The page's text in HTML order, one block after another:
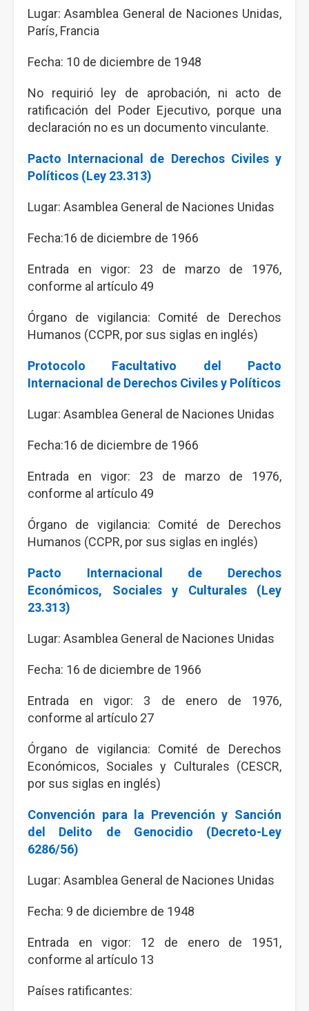
Lugar: Asamblea General de Naciones Unidas,
París, Francia
Fecha: 10 de diciembre de 1948
No requirió ley de aprobación, ni acto de
ratificación del Poder Ejecutivo, porque una
declaración no es un documento vinculante.
Pacto Internacional de Derechos Civiles y
Políticos (Ley 23.313)
Lugar: Asamblea General de Naciones Unidas
Fecha:16 de diciembre de 1966
Entrada en vigor: 23 de marzo de 1976,
conforme al artículo 49
Órgano de vigilancia: Comité de Derechos
Humanos (CCPR, por sus siglas en inglés)
Protocolo Facultativo del Pacto
Internacional de Derechos Civiles y Políticos
Lugar: Asamblea General de Naciones Unidas
Fecha:16 de diciembre de 1966
Entrada en vigor: 23 de marzo de 1976,
conforme al artículo 49
Órgano de vigilancia: Comité de Derechos
Humanos (CCPR, por sus siglas en inglés)
Pacto Internacional de Derechos
Económicos, Sociales y Culturales (Ley
23.313)
Lugar: Asamblea General de Naciones Unidas
Fecha: 16 de diciembre de 1966
Entrada en vigor: 3 de enero de 1976,
conforme al artículo 27
Órgano de vigilancia: Comité de Derechos
Económicos, Sociales y Culturales (CESCR,
por sus siglas en inglés)
Convención para la Prevención y Sanción
del Delito de Genocidio (Decreto-Ley
6286/56)
Lugar: Asamblea General de Naciones Unidas
Fecha: 9 de diciembre de 1948
Entrada en vigor: 12 de enero de 1951,
conforme al artículo 13
Países ratificantes: